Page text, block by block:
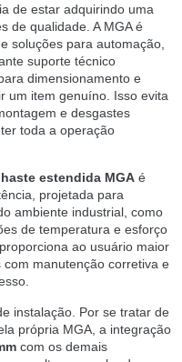
de estar adquirindo uma
de qualidade. A MGA é
soluções para automação,
suporte técnico
dimensionamento e
um item genuíno. Isso evita
e desgastes
toda a operação
haste estendida MGA é
projetada para
ambiente industrial, como
de temperatura e esforço
ao usuário maior
manutenção corretiva e
instalação. Por se tratar de
própria MGA, a integração
com os demais